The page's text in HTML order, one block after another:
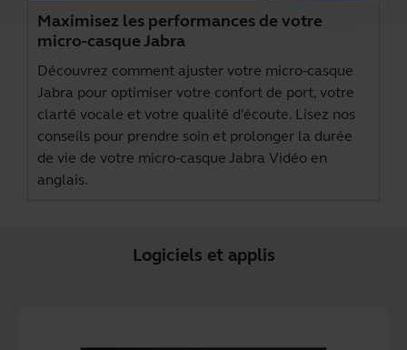
Maximisez les performances de votre
micro-casque Jabra
Découvrez comment ajuster votre micro-casque
Jabra pour optimiser votre confort de port, votre
clarté vocale et votre qualité d'écoute. Lisez nos
conseils pour prendre soin et prolonger la durée
de vie de votre micro-casque Jabra Vidéo en
anglais.
Logiciels et applis